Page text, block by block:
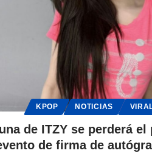
KPOP NOTICIAS
de ITZY se perderá
de firma de